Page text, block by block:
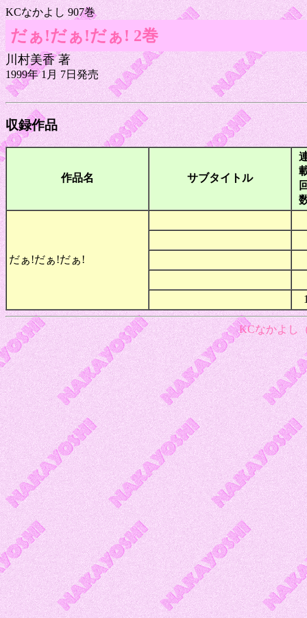
KCなかよし 907巻
だぁ!だぁ!だぁ! 2巻
川村美香 著
1999年 1月 7日発売
収録作品
作品名 サブタイトル
だぁ!だぁ!だぁ!
KCなかよし